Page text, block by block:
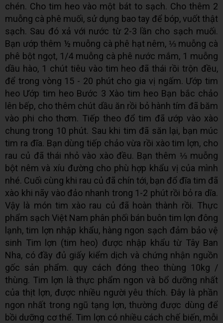
chén. Cho tim heo vào một bát to sạch. Cho thêm 2
muỗng cà phê muối, sử dụng bao tay để bóp, vuốt thật
sạch. Sau đó xả với nước từ 2-3 lần cho sạch muối.
Bạn ướp thêm ½ muỗng cà phê hạt nêm, ⅓ muỗng cà
phê bột ngọt, 1/4 muỗng cà phê nước mắm, 1 muỗng
dầu hào, 1 chút tiêu vào tim heo đã thái rồi trộn đều,
để trong vòng 15 - 20 phút cho gia vị ngấm. Ướp tim
heo Ướp tim heo Bước 3 Xào tim heo Bạn bắc chảo
lên bếp, cho thêm chút dầu ăn rồi bỏ hành tím đã băm
vào phi cho thơm. Tiếp theo đổ tim đã ướp vào xào
chung trong 10 phút. Sau khi tim đã săn lại, bạn múc
tim ra đĩa. Bạn dùng tiếp chảo vừa rồi xào tim lợn, cho
rau củ đã thái nhỏ vào xào đều. Bạn thêm ⅓ muỗng
bột nêm và xíu đường cho phù hợp khẩu vị của mình
nhé. Cuối cùng khi rau củ đã chín tới, bạn đổ đĩa tim đã
xào khi nãy vào đảo nhanh trong 1-2 phút rồi bỏ ra dĩa.
Vậy là món tim xào rau củ đã hoàn thành rồi. Thực
phẩm sạch Việt Nam phân phối bán buôn tim lợn đông
lạnh, tim lợn nhập khẩu, hàng ngon sạch đảm bảo vệ
sinh Tim lợn (tim heo) được nhập khẩu từ Tây Ban
Nha, có đầy đủ giấy kiểm dịch và chứng nhận nguồn
gốc sản phẩm. quy cách đóng theo thùng 10kg /
thùng. Tim lợn là thực phẩm ngon và bổ dưỡng nhất
của thịt lợn, được nhiều người yêu thích. Đây là phần
ngon nhất trong ngũ tạng lợn, thường được dùng để
bồi dưỡng cơ thể. Tim lợn có nhiều cách chế biến, mỗi